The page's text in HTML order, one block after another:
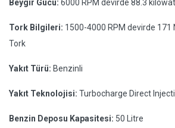
Beygir Gücü: 6000 RPM devirde 88.3
Tork Bilgileri: 1500-4000 RPM devirde 171
Tork
Yakıt Türü: Benzinli
Yakıt Teknolojisi: Turbocharge Direct
Benzin Deposu Kapasitesi: 50 Litre